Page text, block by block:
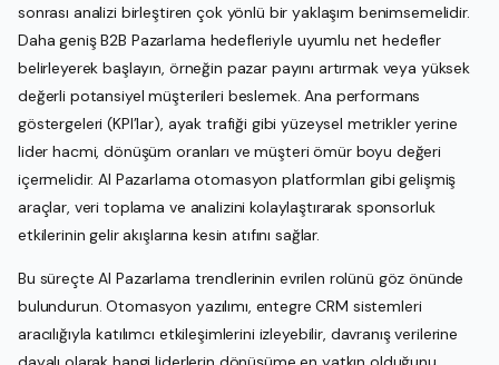
sonrası analizi birleştiren çok yönlü bir yaklaşım benimsemelidir.
Daha geniş B2B Pazarlama hedefleriyle uyumlu net hedefler
belirleyerek başlayın, örneğin pazar payını artırmak veya yüksek
değerli potansiyel müşterileri beslemek. Ana performans
göstergeleri (KPI’lar), ayak trafiği gibi yüzeysel metrikler yerine
lider hacmi, dönüşüm oranları ve müşteri ömür boyu değeri
içermelidir. AI Pazarlama otomasyon platformları gibi gelişmiş
araçlar, veri toplama ve analizini kolaylaştırarak sponsorluk
etkilerinin gelir akışlarına kesin atıfını sağlar.
Bu süreçte AI Pazarlama trendlerinin evrilen rolünü göz önünde
bulundurun. Otomasyon yazılımı, entegre CRM sistemleri
aracılığıyla katılımcı etkileşimlerini izleyebilir, davranış verilerine